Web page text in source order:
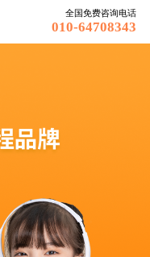
全国免费咨询电话
010-64708343